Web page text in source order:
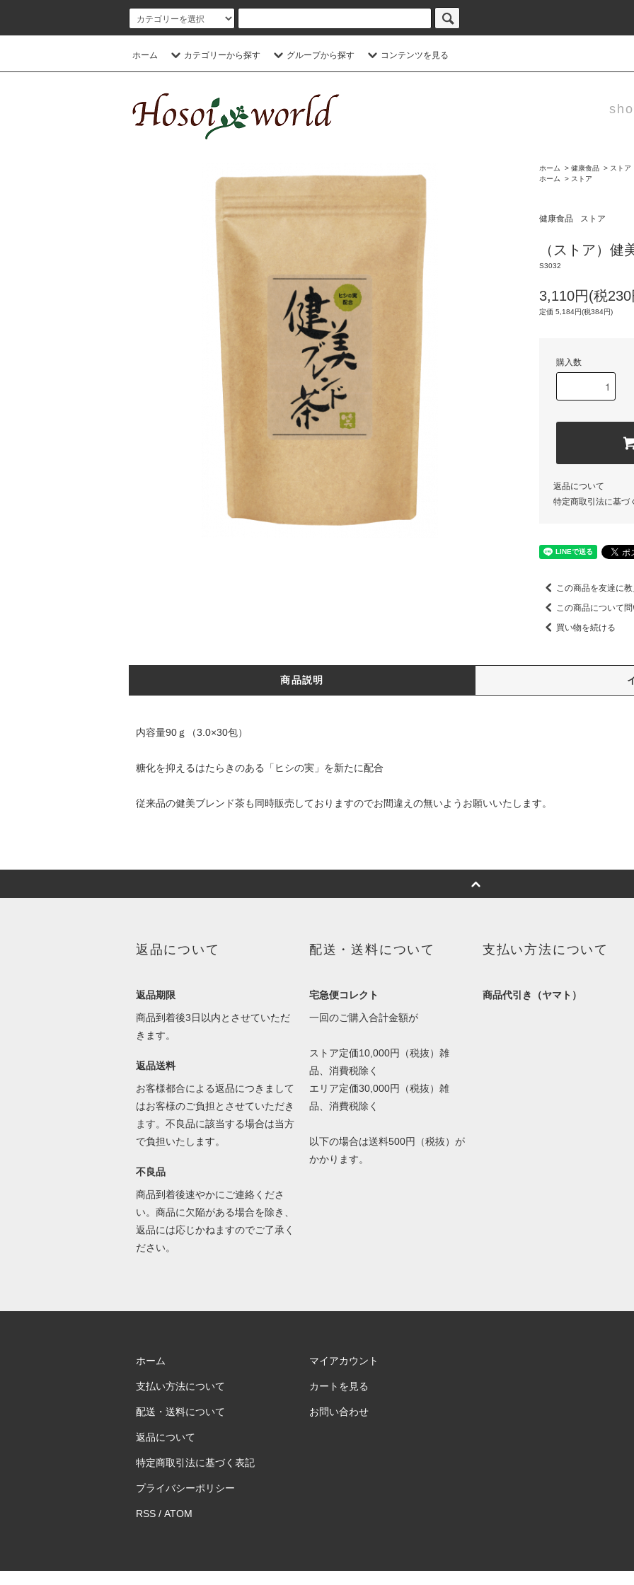
ホーム カテゴリーから探す グループから探す コンテンツを見る
ホーム > 健康食品 > ストア
ホーム
> ストア
健康食品 ストア
（ストア）健
S3032
3,110円(税230
定価 5,184円(税384円)
購入数
返品について
特定商取引法に基づ
この商品を友達に教
この商品について
買い物を続ける
商品説明
内容量90ｇ（3.0×30包）
糖化を抑えるはたらきのある「ヒシの実」を新たに配合
従来品の健美ブレンド茶も同時販売しておりますのでお間違えの無いようお願いいたします。
返品について
返品期限
商品到着後3日以内とさせていただ
きます。
返品送料
お客様都合による返品につきまして
はお客様のご負担とさせていただき
ます。不良品に該当する場合は当方
で負担いたします。
不良品
商品到着後速やかにご連絡くださ
い。商品に欠陥がある場合を除き、
返品には応じかねますのでご了承く
ださい。
配送・送料について
宅急便コレクト
一回のご購入合計金額が
ストア定価10,000円（税抜）雑
品、消費税除く
エリア定価30,000円（税抜）雑
品、消費税除く
以下の場合は送料500円（税抜）が
かかります。
支払い方法について
商品代引き（ヤマト）
ホーム
支払い方法について
配送・送料について
返品について
特定商取引法に基づく表記
プライバシーポリシー
RSS/ ATOM
マイアカウント
カートを見る
お問い合わせ